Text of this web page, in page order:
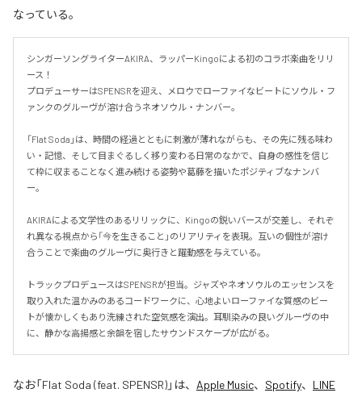
なっている。
シンガーソングライターAKIRA、ラッパーKingoによる初のコラボ楽曲をリリ
ース！
プロデューサーはSPENSRを迎え、メロウでローファイなビートにソウル・フ
ァンクのグルーヴが溶け合うネオソウル・ナンバー。
「Flat Soda」は、時間の経過とともに刺激が薄れながらも、その先に残る味わ
い・記憶、そして目まぐるしく移り変わる日常のなかで、自身の感性を信じ
て枠に収まることなく進み続ける姿勢や葛藤を描いたポジティブなナンバ
ー。
AKIRAによる文学性のあるリリックに、Kingoの鋭いバースが交差し、それぞ
れ異なる視点から「今を生きること」のリアリティを表現。互いの個性が溶け
合うことで楽曲のグルーヴに奥行きと躍動感を与えている。
トラックプロデュースはSPENSRが担当。ジャズやネオソウルのエッセンスを
取り入れた温かみのあるコードワークに、心地よいローファイな質感のビー
トが懐かしくもあり洗練された空気感を演出。耳馴染みの良いグルーヴの中
に、静かな高揚感と余韻を宿したサウンドスケープが広がる。
なお「Flat Soda (feat. SPENSR)」は、 Apple Music、 Spotify、 LINE